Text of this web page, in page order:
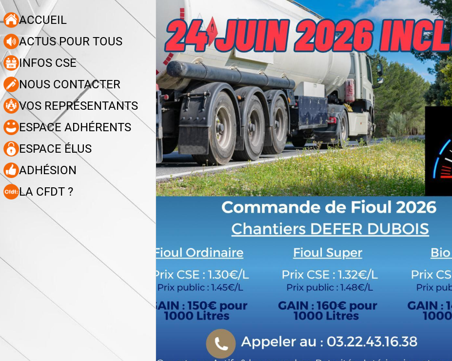
ACCUEIL
ACTUS POUR TOUS
INFOS CSE
NOUS CONTACTER
VOS REPRÉSENTANTS
ESPACE ADHÉRENTS
ESPACE ÉLUS
ADHÉSION
LA CFDT ?